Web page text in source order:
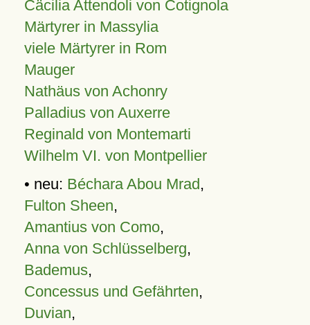
Cäcilia Attendoli von Cotignola
Märtyrer in Massylia
viele Märtyrer in Rom
Mauger
Nathäus von Achonry
Palladius von Auxerre
Reginald von Montemarti
Wilhelm VI. von Montpellier
• neu: Béchara Abou Mrad,
Fulton Sheen,
Amantius von Como,
Anna von Schlüsselberg,
Bademus,
Concessus und Gefährten,
Duvian,